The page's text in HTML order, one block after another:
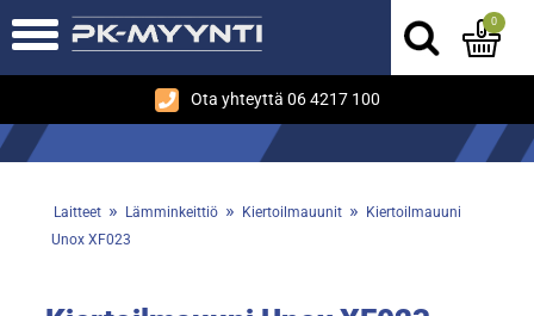
Ota yhteyttä 06 4217 100
0
Laitteet » Lämminkeittiö » Kiertoilmauunit »
Kiertoilmauuni
Unox XF023